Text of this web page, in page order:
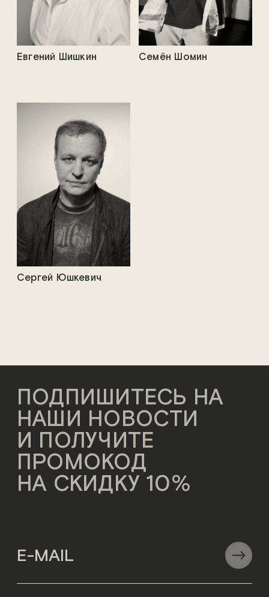
Семён Шомин
Сергей Юшкевич
Евгений Шишкин
ПОДПИШИТЕСЬ НА
НАШИ НОВОСТИ
И ПОЛУЧИТЕ
ПРОМОКОД
НА СКИДКУ 10%